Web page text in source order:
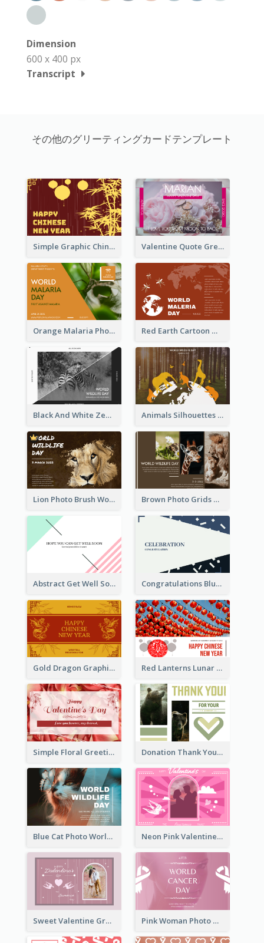
Dimension
600 x 400 px
Transcript
その他のグリーティングカードテンプレート
Simple Graphic Chinese New Year In Red And Yellow Valentine Quote Greeting Card
Orange Malaria Photo World Malaria Day Greeting Card Red Earth Cartoon World Malaria Day Greeting Card
Black And White Zebra World Wildlife Day Greeting Card Animals Silhouettes World Wildlife Day Greeting Card
Lion Photo Brush World Wildlife Day Greeting Card Brown Photo Grids World Wildlife Day Greeting Card
Abstract Get Well Soon Greeting Card Congratulations Blue Card
Gold Dragon Graphic Lunar New Year Greeting Card Red Lanterns Lunar New Year Greeting Card
Simple Floral Greeting Card Of Valentine's Day Donation Thank You Card
Blue Cat Photo World Wildlife Day Greeting Card Neon Pink Valentine Greeting Card Design Ideas
Sweet Valentine Greeting Card Design Ideas Pink Woman Photo World Cancer Day Greeting Card